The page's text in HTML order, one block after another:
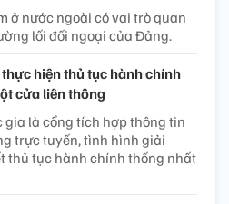
ở nước ngoài có vai trò quan
lối đối ngoại của Đảng.
hiện thủ tục hành chính
cửa liên thông
gia là cổng tích hợp thông tin
trực tuyến, tình hình giải
thủ tục hành chính thống nhất